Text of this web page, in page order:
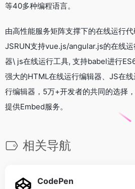
等40多种编程语言。
由高性能服务矩阵支撑下的在线运行
JSRUN支持vue.js/angular.js的在线
器\ js在线运行工具, 支持babel进行
强大的HTML在线运行编辑器、JS在
行编辑器，5万+开发者的共同的选择
提供Embed服务。
相关导航
CodePen